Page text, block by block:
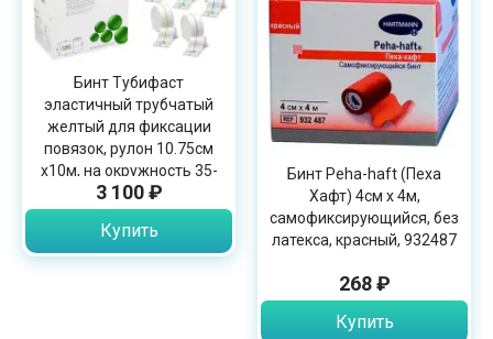
Бинт Тубифаст
эластичный трубчатый
желтый для фиксации
повязок, рулон 10.75см
х10м, на окружность 35-
64см, 2440
3 100 ₽
Купить
Бинт Peha-haft (Пеха
Хафт) 4см х 4м,
самофиксирующийся, без
латекса, красный, 932487
268 ₽
Купить